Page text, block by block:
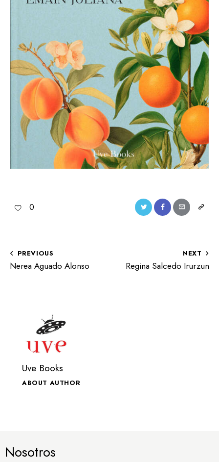
0
PREVIOUS
Nerea Aguado Alonso
NEXT
Regina Salcedo Irurzun
Uve Books
ABOUT AUTHOR
Nosotros